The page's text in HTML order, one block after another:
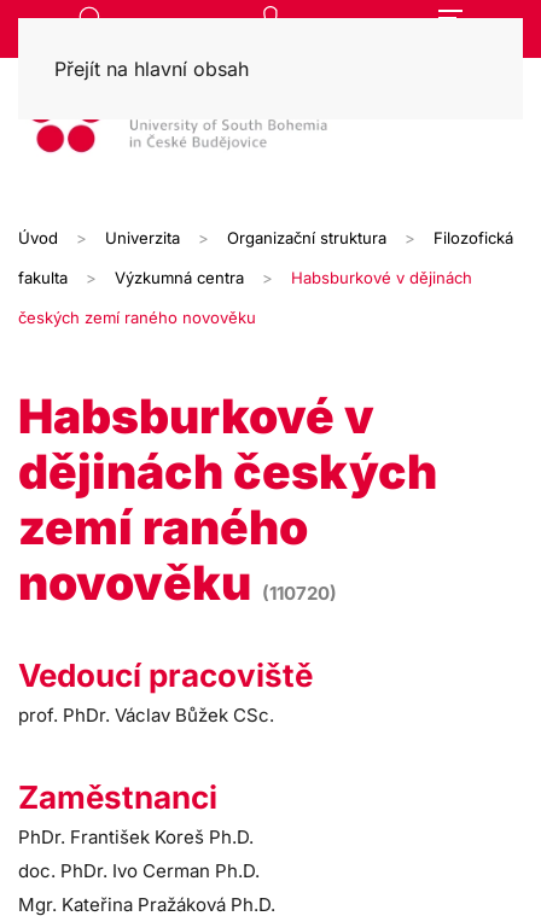
Přejít na hlavní obsah
Úvod Univerzita Organizační struktura Filozofická
fakulta Výzkumná centra Habsburkové v dějinách
českých zemí raného novověku
Habsburkové v
dějinách českých
zemí raného
novověku (110720)
Vedoucí pracoviště
prof. PhDr. Václav Bůžek CSc.
Zaměstnanci
PhDr. František Koreš Ph.D.
doc. PhDr. Ivo Cerman Ph.D.
Mgr. Kateřina Pražáková Ph.D.